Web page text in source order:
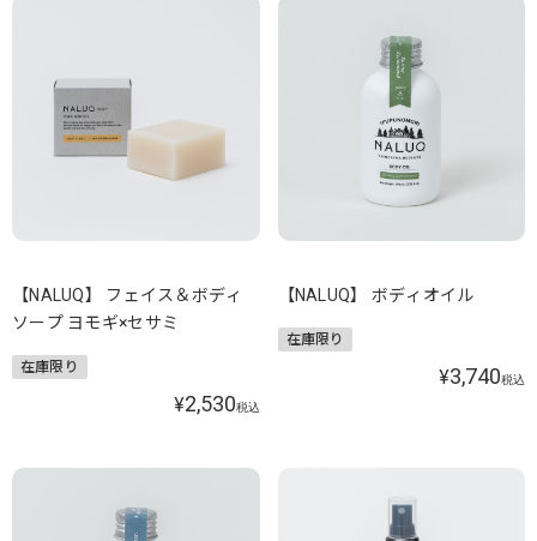
【NALUQ】 フェイス＆ボディ
ソープ ヨモギ×セサミ
在庫限り
¥2,530税込
【NALUQ】 ボディオイル
在庫限り
¥3,740税込